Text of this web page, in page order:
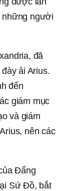
những người
đã
ải Arius.
đến
giám mục
và giám
nên các
Đấng
Sứ Đồ, bắt